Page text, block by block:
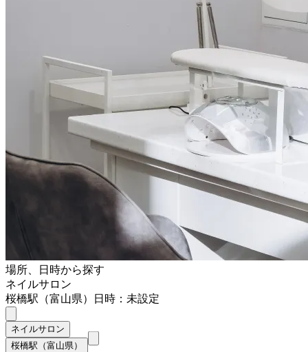
場所、日時から探す
ネイルサロン
桜橋駅（富山県）
日時：未設定
ネイルサロン
桜橋駅（富山県）